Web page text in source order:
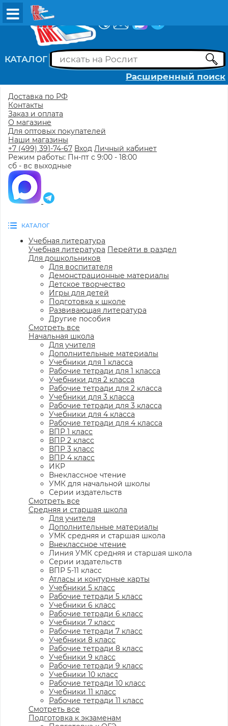
КАТАЛОГ
Расширенный поиск
Доставка по РФ
Контакты
Заказ и оплата
О магазине
Для оптовых покупателей
Наши магазины
+7 (499) 391-74-67 Вход Личный кабинет
Режим работы: Пн-пт с 9:00 - 18:00
сб - вс выходные
КАТАЛОГ
Учебная литература
Учебная литература Перейти в раздел
Для дошкольников
Для воспитателя
Демонстрационные материалы
Детское творчество
Игры для детей
Подготовка к школе
Развивающая литература
Другие пособия
Смотреть все
Начальная школа
Для учителя
Дополнительные материалы
Учебники для 1 класса
Рабочие тетради для 1 класса
Учебники для 2 класса
Рабочие тетради для 2 класса
Учебники для 3 класса
Рабочие тетради для 3 класса
Учебники для 4 класса
Рабочие тетради для 4 класса
ВПР 1 класс
ВПР 2 класс
ВПР 3 класс
ВПР 4 класс
ИКР
Внеклассное чтение
УМК для начальной школы
Серии издательств
Смотреть все
Средняя и старшая школа
Для учителя
Дополнительные материалы
УМК средняя и старшая школа
Внеклассное чтение
Линия УМК средняя и старшая школа
Серии издательств
ВПР 5-11 класс
Атласы и контурные карты
Учебники 5 класс
Рабочие тетради 5 класс
Учебники 6 класс
Рабочие тетради 6 класс
Учебники 7 класс
Рабочие тетради 7 класс
Учебники 8 класс
Рабочие тетради 8 класс
Учебники 9 класс
Рабочие тетради 9 класс
Учебники 10 класс
Рабочие тетради 10 класс
Учебники 11 класс
Рабочие тетради 11 класс
Смотреть все
Подготовка к экзаменам